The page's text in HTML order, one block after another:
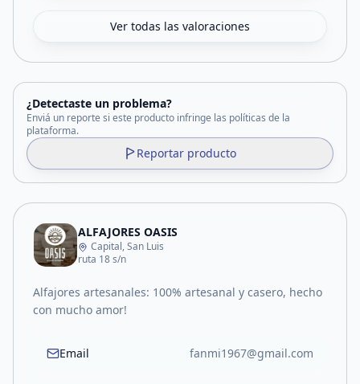
Ver todas las valoraciones
¿Detectaste un problema?
Enviá un reporte si este producto infringe las políticas de la
plataforma.
Reportar producto
ALFAJORES OASIS
Capital, San Luis
ruta 18 s/n
Alfajores artesanales: 100% artesanal y casero, hecho
con mucho amor!
Email fanmi1967@gmail.com